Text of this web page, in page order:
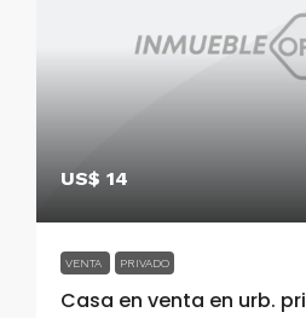
US$ 14
VENTA PRIVADO
Casa en venta en urb.